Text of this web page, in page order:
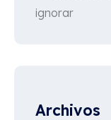
ignorar
Archivos